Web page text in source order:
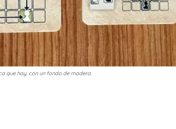
que hay, con un fondo de madera.